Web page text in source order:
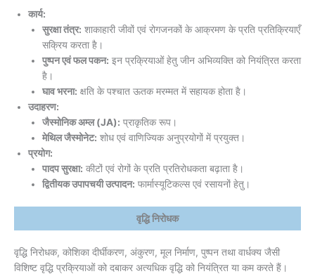
कार्य:
सुरक्षा तंत्र: शाकाहारी जीवों एवं रोगजनकों के आक्रमण के प्रति प्रतिक्रियाएँ
सक्रिय करता है।
पुष्पन एवं फल पकन: इन प्रक्रियाओं हेतु जीन अभिव्यक्ति को नियंत्रित करता
है।
घाव भरना: क्षति के पश्चात ऊतक मरम्मत में सहायक होता है।
उदाहरण:
जैस्मोनिक अम्ल (JA): प्राकृतिक रूप।
मेथिल जैस्मोनेट: शोध एवं वाणिज्यिक अनुप्रयोगों में प्रयुक्त।
प्रयोग:
पादप सुरक्षा: कीटों एवं रोगों के प्रति प्रतिरोधकता बढ़ाता है।
द्वितीयक उपापचयी उत्पादन: फार्मास्यूटिकल्स एवं रसायनों हेतु।
वृद्धि निरोधक
वृद्धि निरोधक, कोशिका दीर्घीकरण, अंकुरण, मूल निर्माण, पुष्पन तथा वार्धक्य जैसी
विशिष्ट वृद्धि प्रक्रियाओं को दबाकर अत्यधिक वृद्धि को नियंत्रित या कम करते हैं।